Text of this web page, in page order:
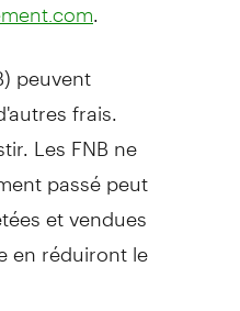
peuvent
frais.
Les FNB ne
passé peut
et vendues
en réduiront le